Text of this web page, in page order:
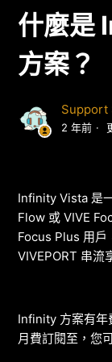
什麼是
方案？
Support
2 年前
Infinity Vista 是
Flow 或 VIVE
Focus Plus 用戶
VIVEPORT 串流
Infinity 方案有年
月費訂閱至，您